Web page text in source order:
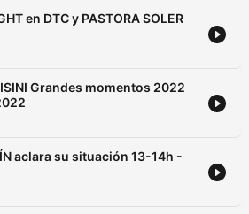
en DTC y PASTORA SOLER
Grandes momentos 2022
aclara su situación 13-14h -